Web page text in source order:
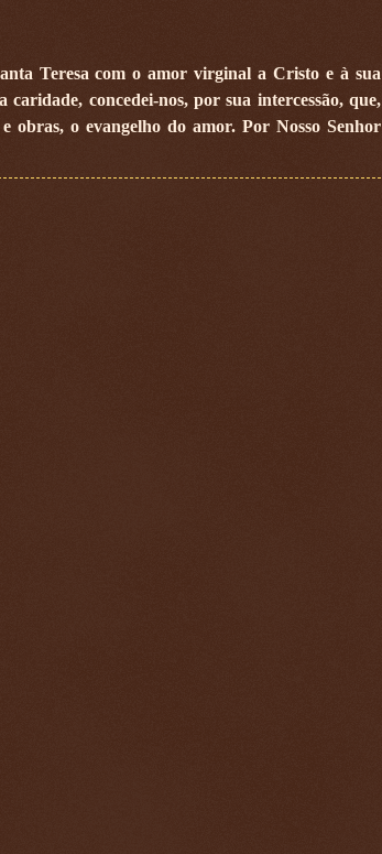
Teresa com o amor virginal a Cristo e à sua
concedei-nos, por sua intercessão, que,
obras, o evangelho do amor. Por Nosso Senhor